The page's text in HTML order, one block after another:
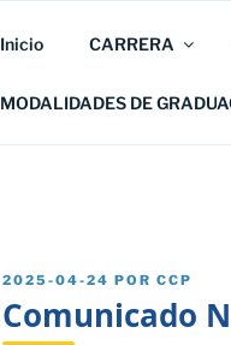
Inicio CARRERA
MODALIDADES DE
PUBLICADO
2025-04-24 POR CCP
Comunicado